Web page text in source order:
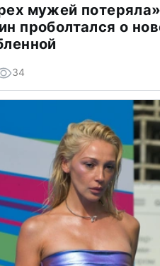
мужей
проболтался о
34